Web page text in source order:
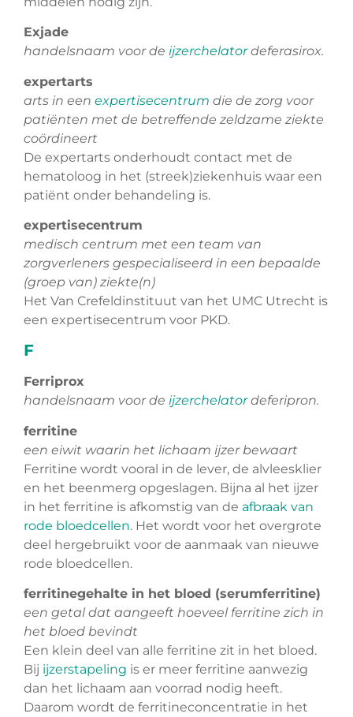
Exjade
handelsnaam voor de ijzerchelatordeferasirox.
expertarts
arts in een expertisecentrum die de zorg voor
patiënten met de betreffende zeldzame ziekte
coördineert
De expertarts onderhoudt contact met de
hematoloog in het (streek)ziekenhuis waar een
patiënt onder behandeling is.
expertisecentrum
medisch centrum met een team van
zorgverleners gespecialiseerd in een bepaalde
(groep van) ziekte(n)
Het Van Crefeldinstituut van het UMC Utrecht is
een expertisecentrum voor PKD.
F
Ferriprox
handelsnaam voor de ijzerchelatordeferipron.
ferritine
een eiwit waarin het lichaam ijzer bewaart
Ferritine wordt vooral in de lever, de alvleesklier
en het beenmerg opgeslagen. Bijna al het ijzer
in het ferritine is afkomstig van de afbraak van
rode bloedcellen. Het wordt voor het overgrote
deel hergebruikt voor de aanmaak van nieuwe
rode bloedcellen.
ferritinegehalte in het bloed (serumferritine)
een getal dat aangeeft hoeveel ferritine zich in
het bloed bevindt
Een klein deel van alle ferritine zit in het bloed.
Bij ijzerstapeling is er meer ferritine aanwezig
dan het lichaam aan voorrad nodig heeft.
Daarom wordt de ferritineconcentratie in het